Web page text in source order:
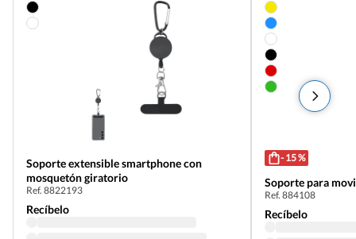
Soporte extensible smartphone con
mosquetón giratorio
Ref. 8822193
Recíbelo
- 15 %
Soporte para
Ref. 884108
Recíbelo